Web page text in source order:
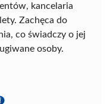
kancelaria
Zachęca do
co świadczy o jej
osoby.